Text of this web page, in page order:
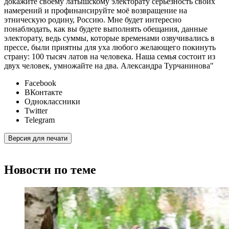
намерений и профинансируйте моё возвращение на
этническую родину, Россию. Мне будет интересно
понаблюдать, как вы будете выполнять обещания, данные
электорату, ведь суммы, которые временами озвучивались в
прессе, были приятны для уха любого желающего покинуть
страну: 100 тысяч латов на человека. Наша семья состоит из
двух человек, умножайте на два. Александра Турчанинова"
Facebook
ВКонтакте
Одноклассники
Twitter
Telegram
Версия для печати
Новости по теме